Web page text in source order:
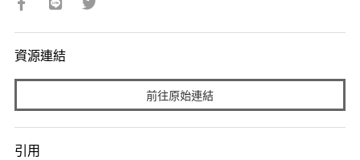
資源連結
前往原始連結
引用